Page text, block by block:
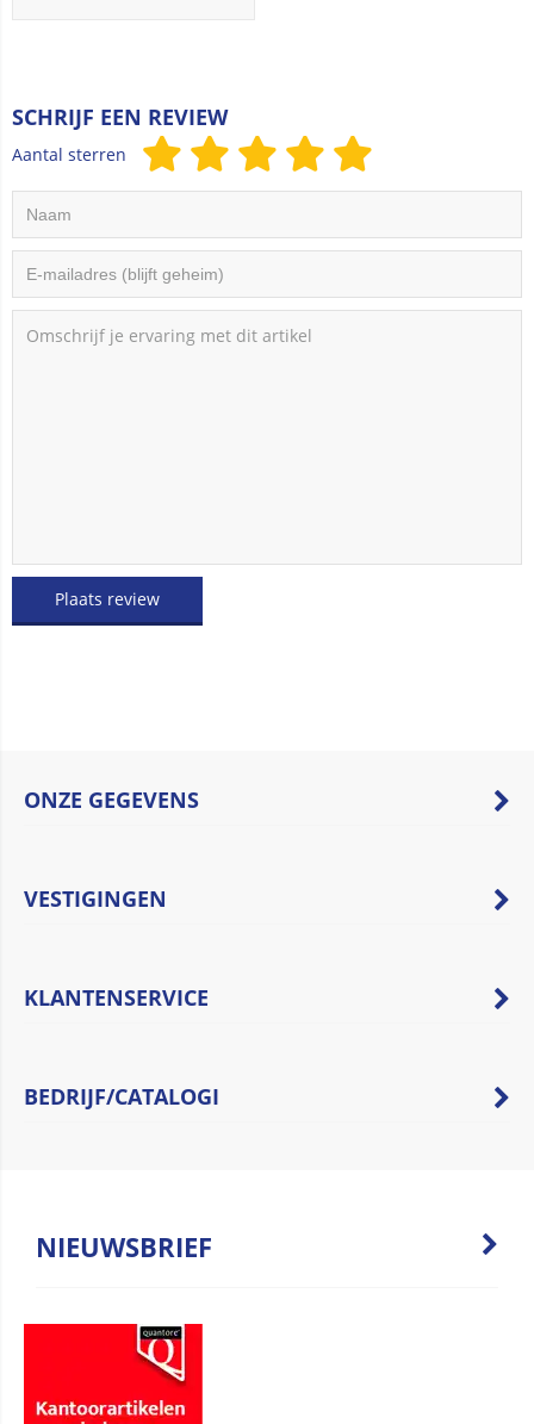
SCHRIJF EEN REVIEW
Aantal sterren
Plaats review
ONZE GEGEVENS
VESTIGINGEN
KLANTENSERVICE
BEDRIJF/CATALOGI
NIEUWSBRIEF